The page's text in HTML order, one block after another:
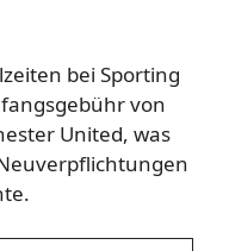
bei Sporting
von
United, was